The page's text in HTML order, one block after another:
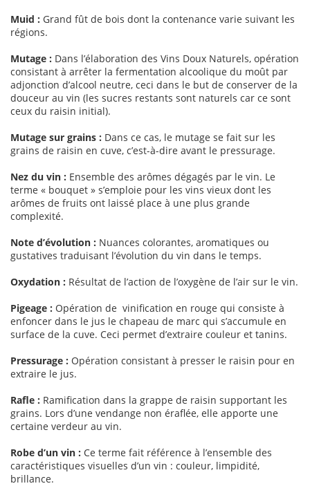
Muid : Grand fût de bois dont la contenance varie suivant les
régions.
Mutage : Dans l’élaboration des Vins Doux Naturels, opération
consistant à arrêter la fermentation alcoolique du moût par
adjonction d’alcool neutre, ceci dans le but de conserver de la
douceur au vin (les sucres restants sont naturels car ce sont
ceux du raisin initial).
Mutage sur grains : Dans ce cas, le mutage se fait sur les
grains de raisin en cuve, c’est-à-dire avant le pressurage.
Nez du vin : Ensemble des arômes dégagés par le vin. Le
terme « bouquet » s’emploie pour les vins vieux dont les
arômes de fruits ont laissé place à une plus grande
complexité.
Note d’évolution : Nuances colorantes, aromatiques ou
gustatives traduisant l’évolution du vin dans le temps.
Oxydation : Résultat de l’action de l’oxygène de l’air sur le vin.
Pigeage : Opération de vinification en rouge qui consiste à
enfoncer dans le jus le chapeau de marc qui s’accumule en
surface de la cuve. Ceci permet d’extraire couleur et tanins.
Pressurage : Opération consistant à presser le raisin pour en
extraire le jus.
Rafle : Ramification dans la grappe de raisin supportant les
grains. Lors d’une vendange non éraflée, elle apporte une
certaine verdeur au vin.
Robe d’un vin : Ce terme fait référence à l’ensemble des
caractéristiques visuelles d’un vin : couleur, limpidité,
brillance.